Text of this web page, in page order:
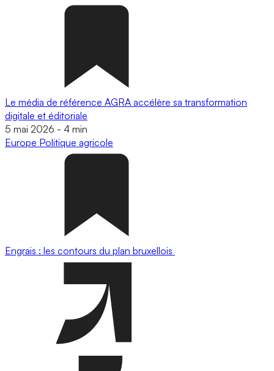
Le média de référence AGRA accélère sa transformation
digitale et éditoriale
5 mai 2026 - 4 min
Europe Politique agricole
Engrais : les contours du plan bruxellois